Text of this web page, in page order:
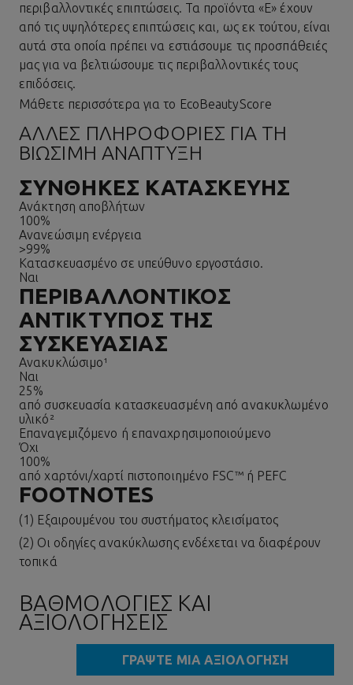
περιβαλλοντικές επιπτώσεις. Τα προϊόντα «Ε» έχουν
από τις υψηλότερες επιπτώσεις και, ως εκ τούτου, είναι
αυτά στα οποία πρέπει να εστιάσουμε τις προσπάθειές
μας για να βελτιώσουμε τις περιβαλλοντικές τους
επιδόσεις.
Μάθετε περισσότερα για το EcoBeautyScore
ΆΛΛΕΣ ΠΛΗΡΟΦΟΡΊΕΣ ΓΙΑ ΤΗ
ΒΙΏΣΙΜΗ ΑΝΆΠΤΥΞΗ
ΣΥΝΘΉΚΕΣ ΚΑΤΑΣΚΕΥΉΣ
Ανάκτηση αποβλήτων
100%
Ανανεώσιμη ενέργεια
>99%
Κατασκευασμένο σε υπεύθυνο εργοστάσιο.
Ναι
ΠΕΡΙΒΑΛΛΟΝΤΙΚΌΣ
ΑΝΤΊΚΤΥΠΟΣ ΤΗΣ
ΣΥΣΚΕΥΑΣΊΑΣ
Ανακυκλώσιμο¹
Ναι
25%
από συσκευασία κατασκευασμένη από ανακυκλωμένο
υλικό²
Επαναγεμιζόμενο ή επαναχρησιμοποιούμενο
Όχι
100%
από χαρτόνι/χαρτί πιστοποιημένο FSC™ ή PEFC
FOOTNOTES
(1) Εξαιρουμένου του συστήματος κλεισίματος
(2) Οι οδηγίες ανακύκλωσης ενδέχεται να διαφέρουν
τοπικά
ΒΑΘΜΟΛΟΓΊΕΣ ΚΑΙ
ΑΞΙΟΛΟΓΉΣΕΙΣ
ΓΡΆΨΤΕ ΜΙΑ ΑΞΙΟΛΌΓΗΣΗ